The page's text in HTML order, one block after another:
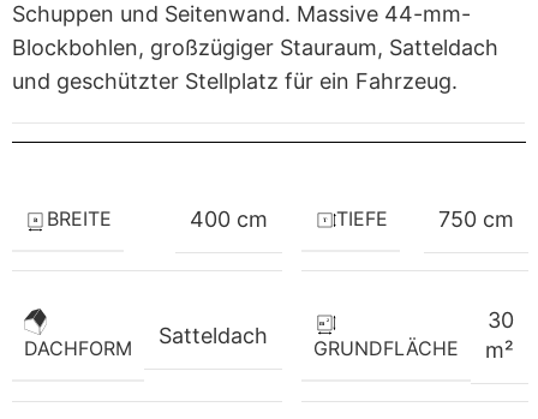
Schuppen und Seitenwand. Massive 44-mm-
Blockbohlen, großzügiger Stauraum, Satteldach
und geschützter Stellplatz für ein Fahrzeug.
BREITE 400 cm TIEFE 750 cm
DACHFORM
Satteldach
GRUNDFLÄCHE
30
m²